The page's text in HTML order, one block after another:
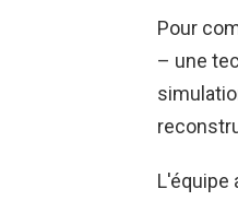
Pour
– une
L'équipe